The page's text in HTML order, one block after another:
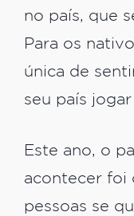
no país, que
Para os
única de
seu país
Este ano, o
acontecer foi
pessoas se